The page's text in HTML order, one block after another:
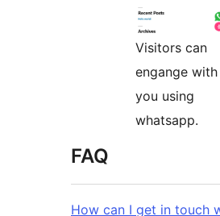
Visitors can
engange with
you using
whatsapp.
FAQ
How can I get in touch